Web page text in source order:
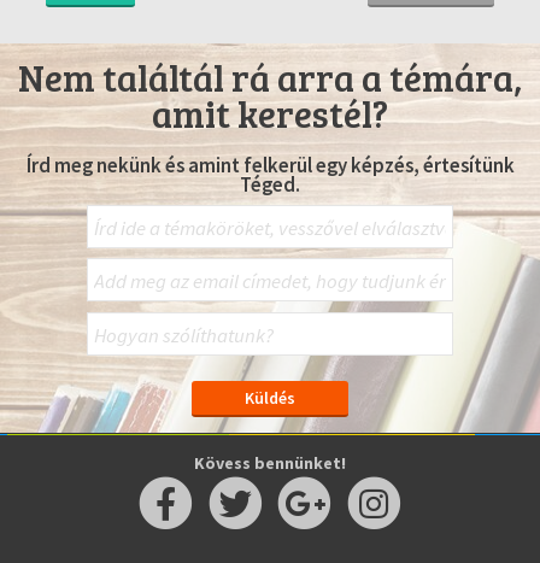
Nem találtál rá arra a témára,
amit kerestél?
Írd meg nekünk és amint felkerül egy képzés, értesítünk
Téged.
Kövess bennünket!